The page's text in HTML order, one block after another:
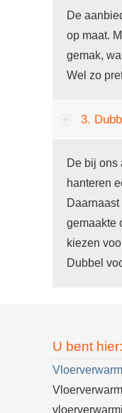
De
op maat.
gemak,
Wel zo
3.
De bij ons
hanteren
gemaakte
kiezen
Dubbel
U bent hier: